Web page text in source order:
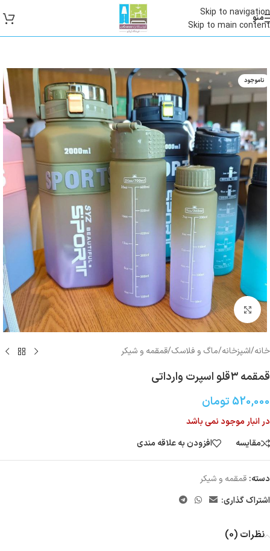
Skip to navigation
Skip to main content
منو
ناموجود
بزرگنمایی تصویر
خانه/اشپزخانه/ماگ و فلاسک/قمقمه و شیکر
قمقمه ۳قلو اسپرت وارداتی
520,000 تومان
در انبار موجود نمی باشد
مقایسه
افزودن به علاقه مندی
دسته: قمقمه و شیکر
اشتراک گذاری:
نظرات (0)